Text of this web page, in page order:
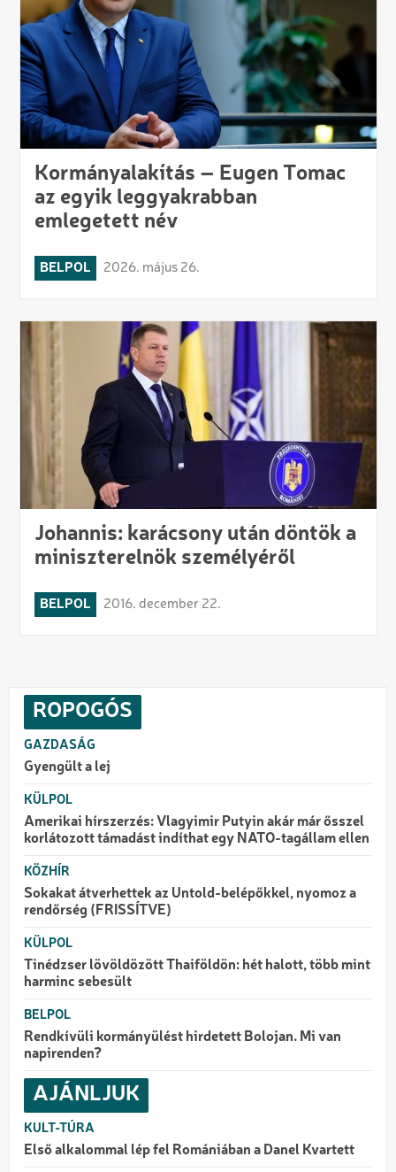
Kormányalakítás – Eugen Tomac
az egyik leggyakrabban
emlegetett név
BELPOL 2026. május 26.
Johannis: karácsony után döntök a
miniszterelnök személyéről
BELPOL 2016. december 22.
ROPOGÓS
GAZDASÁG
Gyengült a lej
KÜLPOL
Amerikai hírszerzés: Vlagyimir Putyin akár már ősszel
korlátozott támadást indíthat egy NATO-tagállam ellen
KÖZHÍR
Sokakat átverhettek az Untold-belépőkkel, nyomoz a
rendőrség (FRISSÍTVE)
KÜLPOL
Tinédzser lövöldözött Thaiföldön: hét halott, több mint
harminc sebesült
BELPOL
Rendkívüli kormányülést hirdetett Bolojan. Mi van
napirenden?
AJÁNLJUK
KULT-TÚRA
Első alkalommal lép fel Romániában a Danel Kvartett